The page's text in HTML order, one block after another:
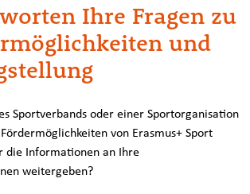
Ihre Fragen zu
und
Sportverbands oder einer Sportorganisation
von Erasmus+ Sport
die Informationen an Ihre
weitergeben?